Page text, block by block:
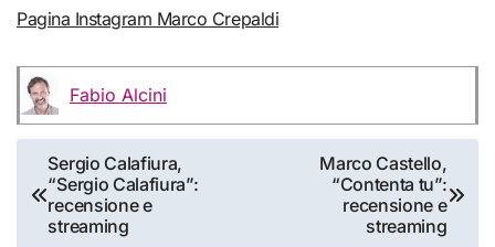
Pagina Instagram Marco Crepaldi
Fabio Alcini
Navigazione
articoli
Sergio Calafiura,
“Sergio Calafiura”:
recensione e
streaming
Marco Castello,
“Contenta tu”:
recensione e
streaming